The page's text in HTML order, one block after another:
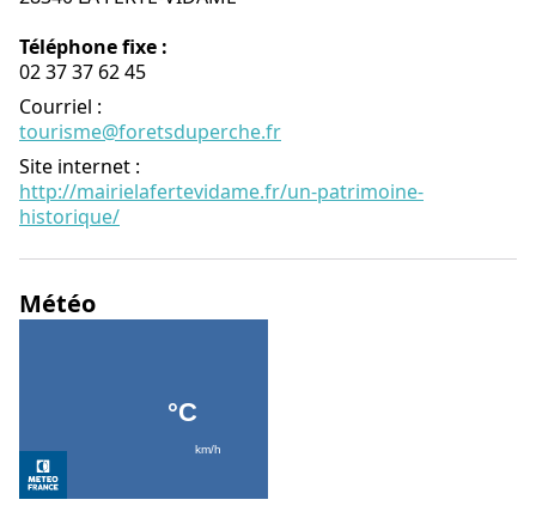
Téléphone fixe :
02 37 37 62 45
Courriel :
tourisme@foretsduperche.fr
Site internet :
http://mairielafertevidame.fr/un-patrimoine-
historique/
Météo